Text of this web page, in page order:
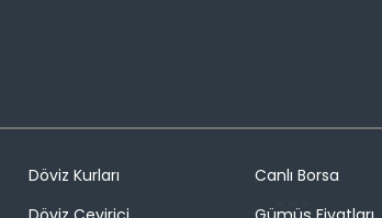
Döviz Kurları
Canlı Borsa